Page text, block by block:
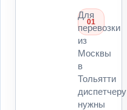
01
Для
перевозки
из
Москвы
в
Тольятти
диспетчеру
нужны